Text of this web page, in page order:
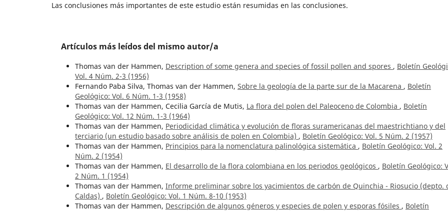
Las conclusiones más importantes de este estudio están resumidas en las conclusiones.
Artículos más leídos del mismo autor/a
Thomas van der Hammen, Description of some genera and species of fossil pollen and spores , Boletín
Vol. 4 Núm. 2-3 (1956)
Fernando Paba Silva, Thomas van der Hammen, Sobre la geología de la parte sur de la Macarena , Boletín
Geológico: Vol. 6 Núm. 1-3 (1958)
Thomas van der Hammen, Cecilia García de Mutis, La flora del polen del Paleoceno de Colombia , Boletín
Geológico: Vol. 12 Núm. 1-3 (1964)
Thomas van der Hammen, Periodicidad climática y evolución de floras suramericanas del maestrichtiano y del
terciario (un estudio basado sobre análisis de polen en Colombia) , Boletín Geológico: Vol. 5 Núm. 2 (1957)
Thomas van der Hammen, Principios para la nomenclatura palinológica sistemática , Boletín Geológico: Vol. 2
Núm. 2 (1954)
Thomas van der Hammen, El desarrollo de la flora colombiana en los periodos geológicos , Boletín Geológico:
2 Núm. 1 (1954)
Thomas van der Hammen, Informe preliminar sobre los yacimientos de carbón de Quinchia - Riosucio (depto.
Caldas) , Boletín Geológico: Vol. 1 Núm. 8-10 (1953)
Thomas van der Hammen, Descripción de algunos géneros y especies de polen y esporas fósiles , Boletín